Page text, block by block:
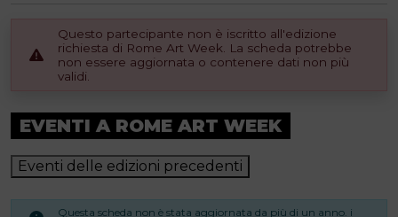
Questo partecipante non è iscritto all'edizione
richiesta di Rome Art Week. La scheda potrebbe
non essere aggiornata o contenere dati non più
validi.
EVENTI A ROME ART WEEK
Eventi delle edizioni precedenti
Questa scheda non è stata aggiornata da più di un anno. i